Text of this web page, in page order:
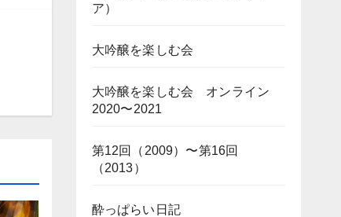
ア）
大吟醸を楽しむ会
大吟醸を楽しむ会 オンライン
2020〜2021
第12回（2009）〜第16回
（2013）
酔っぱらい日記